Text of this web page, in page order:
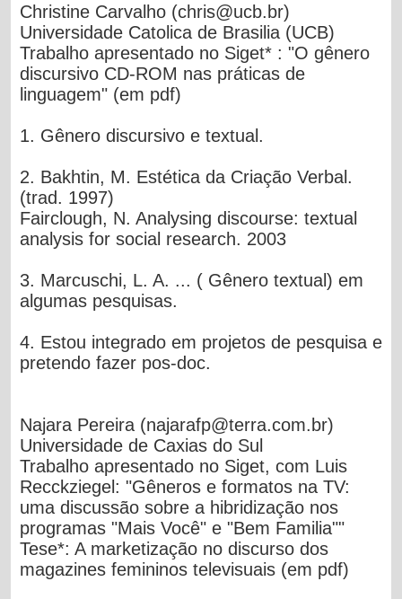
Christine Carvalho (chris@ucb.br)
Universidade Catolica de Brasilia (UCB)
Trabalho apresentado no Siget* : "O gênero
discursivo CD-ROM nas práticas de
linguagem" (em pdf)
1. Gênerodiscursivo e textual.
2. Bakhtin, M. Estética da Criação Verbal.
(trad. 1997)
Fairclough, N. Analysing discourse: textual
analysis for social research. 2003
3. Marcuschi, L. A. ... ( Gênero textual) em
algumas pesquisas.
4. Estou integrado em projetos de pesquisa e
pretendo fazer pos-doc.
Najara Pereira (najarafp@terra.com.br)
Universidade de Caxias do Sul
Trabalho apresentado no Siget, com Luis
Recckziegel: "Gêneros e formatos na TV:
uma discussão sobre a hibridização nos
programas "Mais Você" e "Bem Familia""
Tese*: A marketização no discurso dos
magazines femininos televisuais (em pdf)